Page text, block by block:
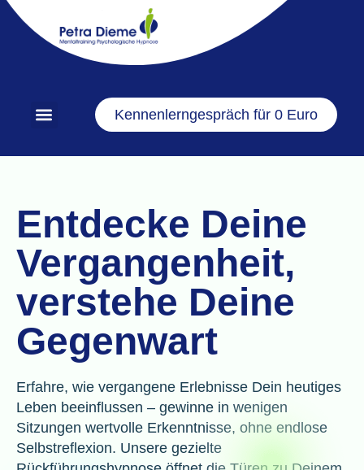
Kennenlerngespräch für 0 Euro
Entdecke Deine
Vergangenheit,
verstehe Deine
Gegenwart
Erfahre, wie vergangene Erlebnisse Dein heutiges
Leben beeinflussen – gewinne in wenigen
Sitzungen wertvolle Erkenntnisse, ohne endlose
Selbstreflexion. Unsere gezielte